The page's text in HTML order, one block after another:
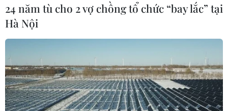
24 năm tù cho 2 vợ chồng tổ chức “bay lắc” tại
Hà Nội